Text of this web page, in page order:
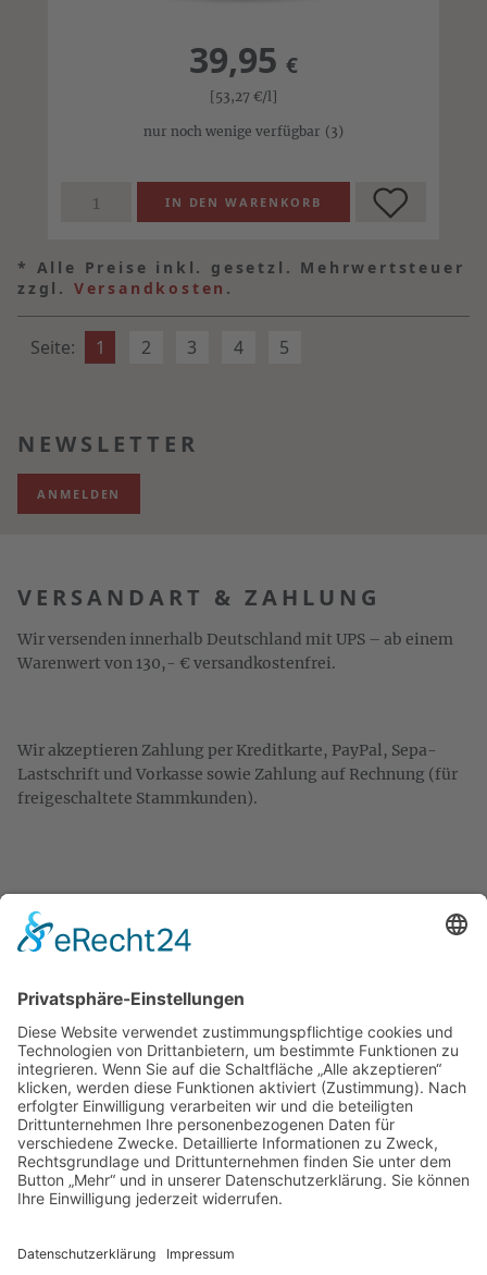
39,95 €
[53,27 €/l]
nur noch wenige verfügbar (3)
* Alle Preise inkl. gesetzl. Mehrwertsteuer
zzgl. Versandkosten .
Seite: 1 2 3 4 5
NEWSLETTER
ANMELDEN
VERSANDART & ZAHLUNG
Wir versenden innerhalb Deutschland mit UPS – ab einem
Warenwert von 130,- € versandkostenfrei.
Wir akzeptieren Zahlung per Kreditkarte, PayPal, Sepa-
Lastschrift und Vorkasse sowie Zahlung auf Rechnung (für
freigeschaltete Stammkunden).
KONTAKT
Spezialitäten aus Österreich
Daimlerstr. 21
50859 Köln
Telefon: 02234 802701
Fax: 02234 986145
Abholung und Verkauf
im Lagerausschließlich
nach Termin­vereinbarung.